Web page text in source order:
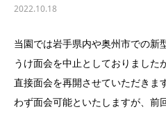
2022.10.18
当園では岩手県内や奥州市での新
うけ面会を中止としておりました
直接面会を再開させていただきま
わず面会可能といたしますが、前